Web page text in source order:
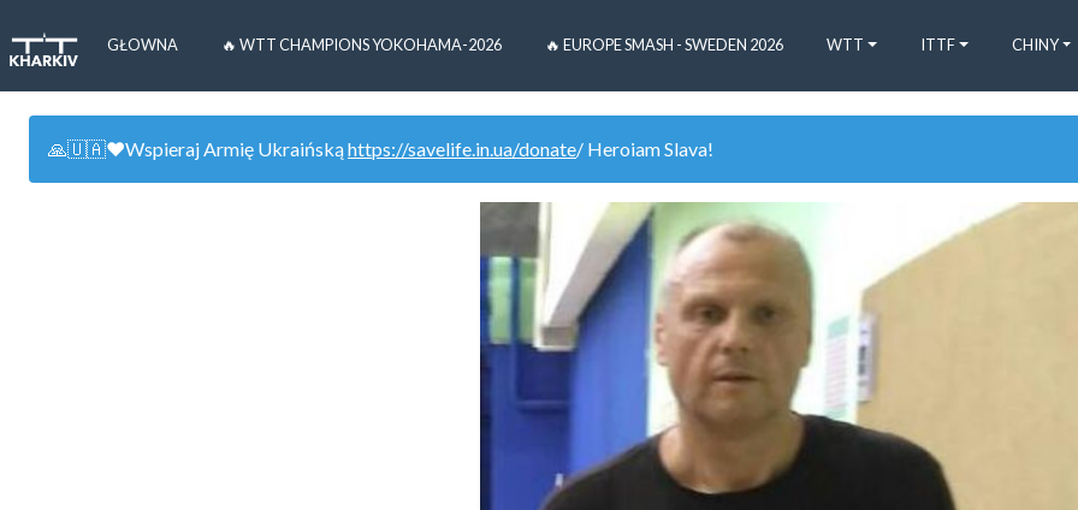
GŁOWNA 🔥 WTT CHAMPIONS YOKOHAMA-2026 🔥 EUROPE SMASH - SWEDEN 2026 WTT ITTF CHINY
🙏🇺🇦❤️Wspieraj Armię Ukraińskąhttps://savelife.in.ua/donate/ Heroiam Slava!